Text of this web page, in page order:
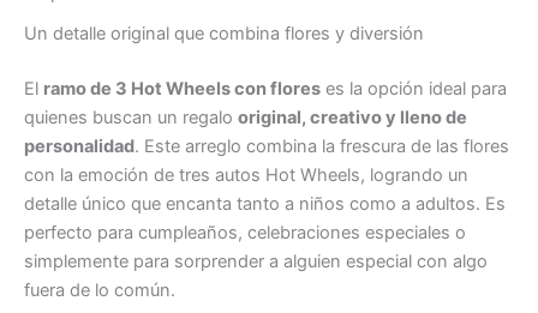
Un detalle original que combina flores y diversión
El ramo de 3 Hot Wheels con flores es la opción ideal para
quienes buscan un regalo original, creativo y lleno de
personalidad. Este arreglo combina la frescura de las flores
con la emoción de tres autos Hot Wheels, logrando un
detalle único que encanta tanto a niños como a adultos. Es
perfecto para cumpleaños, celebraciones especiales o
simplemente para sorprender a alguien especial con algo
fuera de lo común.